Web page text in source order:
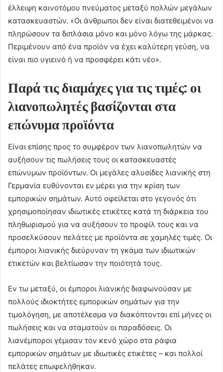
έλλειψη καινοτόμου πνεύματος μεταξύ πολλών μεγάλων
κατασκευαστών. «Οι άνθρωποι δεν είναι διατεθειμένοι να
πληρώσουν τα διπλάσια μόνο και μόνο λόγω της μάρκας.
Περιμένουν από ένα προϊόν να έχει καλύτερη γεύση, να
είναι πιο υγιεινό ή να προσφέρει κάτι νέο».
Παρά τις διαμάχες για τις τιμές: οι
λιανοπωλητές βασίζονται στα
επώνυμα προϊόντα
Είναι επίσης προς το συμφέρον των λιανοπωλητών να
αυξήσουν τις πωλήσεις τους οι κατασκευαστές
επώνυμων προϊόντων. Οι μεγάλες αλυσίδες λιανικής στη
Γερμανία ευθύνονται εν μέρει για την κρίση των
εμπορικών σημάτων. Αυτό οφείλεται στο γεγονός ότι
χρησιμοποίησαν ιδιωτικές ετικέτες κατά τη διάρκεια του
πληθωρισμού για να αυξήσουν το προφίλ τους και να
προσελκύσουν πελάτες με προϊόντα σε χαμηλές τιμές. Οι
έμποροι λιανικής διεύρυναν τη γκάμα των ιδιωτικών
ετικετών και βελτίωσαν την ποιότητά τους.
Εν τω μεταξύ, οι έμποροι λιανικής διαφωνούσαν με
πολλούς ιδιοκτήτες εμπορικών σημάτων για την
τιμολόγηση, με αποτέλεσμα να διακόπτονται επί μήνες οι
πωλήσεις και να σταματούν οι παραδόσεις. Οι
λιανέμποροι γέμισαν τον κενό χώρο στα ράφια
εμπορικών σημάτων με ιδιωτικές ετικέτες – και πολλοί
πελάτες επωφελήθηκαν.